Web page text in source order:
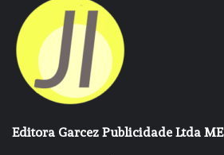
Editora Garcez Publicidade Ltda ME